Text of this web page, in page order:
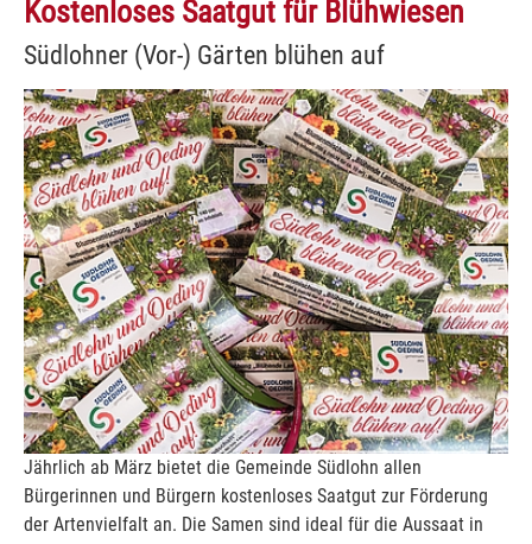
Kostenloses Saatgut für Blühwiesen
Südlohner (Vor-) Gärten blühen auf
Show larger version
Jährlich ab März bietet die Gemeinde Südlohn allen
Bürgerinnen und Bürgern kostenloses Saatgut zur Förderung
der Artenvielfalt an. Die Samen sind ideal für die Aussaat in